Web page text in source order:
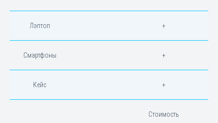
Лэптоп +
Смартфоны +
Кейс +
Стоимость